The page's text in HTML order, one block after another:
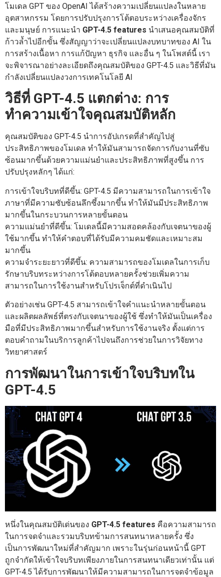
โมเดล GPT ของ OpenAI ได้สร้างความเปลี่ยนแปลงในหลาย
อุตสาหกรรม โดยการปรับปรุงการโต้ตอบระหว่างเครื่องจักร
และมนุษย์ การแนะนำ GPT-4.5 features นำเสนอคุณสมบัติที่
ก้าวล้ำไปอีกขั้น ซึ่งสัญญาว่าจะเปลี่ยนแปลงบทบาทของ AI ใน
การสร้างเนื้อหา การแก้ปัญหา ธุรกิจ และอื่น ๆ ในโพสต์นี้ เรา
จะพิจารณาอย่างละเอียดถึงคุณสมบัติของ GPT-4.5 และวิธีที่มัน
กำลังเปลี่ยนแปลงวงการเทคโนโลยี AI
วิธีที่ GPT-4.5 แตกต่าง: การ
ทำความเข้าใจคุณสมบัติหลัก
คุณสมบัติของ GPT-4.5 นำการอัปเกรดที่สำคัญไปสู่
ประสิทธิภาพของโมเดล ทำให้มันสามารถจัดการกับงานที่ซับ
ซ้อนมากขึ้นด้วยความแม่นยำและประสิทธิภาพที่สูงขึ้น การ
ปรับปรุงหลักๆ ได้แก่:
การเข้าใจบริบทที่ดีขึ้น: GPT-4.5 มีความสามารถในการเข้าใจ
ภาษาที่มีความซับซ้อนลึกซึ้งมากขึ้น ทำให้มันมีประสิทธิภาพ
มากขึ้นในกระบวนการหลายขั้นตอน
ความแม่นยำที่ดีขึ้น: โมเดลนี้มีความสอดคล้องกับเจตนาของผู้
ใช้มากขึ้น ทำให้คำตอบที่ได้รับมีความคมชัดและเหมาะสม
มากขึ้น
ความจำระยะยาวที่ดีขึ้น: ความสามารถของโมเดลในการเก็บ
รักษาบริบทระหว่างการโต้ตอบหลายครั้งช่วยเพิ่มความ
สามารถในการใช้งานสำหรับโปรเจ็กต์ที่ดำเนินไป
ตัวอย่างเช่น GPT-4.5 สามารถเข้าใจคำแนะนำหลายขั้นตอน
และผลิตผลลัพธ์ที่ตรงกับเจตนาของผู้ใช้ ซึ่งทำให้มันเป็นเครื่อง
มือที่มีประสิทธิภาพมากขึ้นสำหรับการใช้งานจริง ตั้งแต่การ
ตอบคำถามในบริการลูกค้าไปจนถึงการช่วยในการวิจัยทาง
วิทยาศาสตร์
การพัฒนาในการเข้าใจบริบทใน
GPT-4.5
หนึ่งในคุณสมบัติเด่นของ GPT-4.5 features คือความสามารถ
ในการจดจำและรวมบริบทข้ามการสนทนาหลายครั้ง ซึ่ง
เป็นการพัฒนาใหม่ที่สำคัญมาก เพราะในรุ่นก่อนหน้านี้ GPT
ถูกจำกัดให้เข้าใจบริบทเพียงภายในการสนทนาเดียวเท่านั้น แต่
GPT-4.5 ได้รับการพัฒนาให้มีความสามารถในการจดจำข้อมูล